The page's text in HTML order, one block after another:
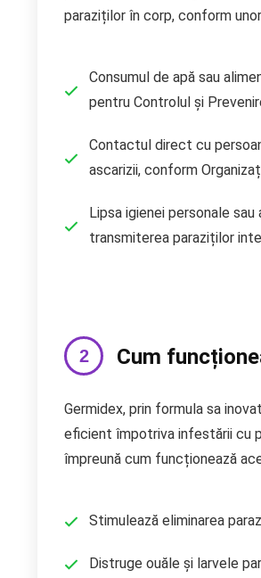
paraziților în corp, conform
Consumul de apă sau
pentru Controlul și
Contactul direct cu
ascarizii, conform
Lipsa igienei personale
transmiterea paraziților
Cum
Germidex, prin formula sa
eficient împotriva infestării cu
împreună cum funcționează
Stimulează eliminarea
Distruge ouăle și larvele